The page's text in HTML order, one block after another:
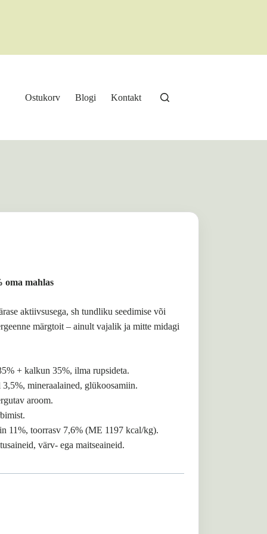
Ostukorv Blogi Kontakt
mahlas
aktiivsusega, sh tundliku seedimise või
märgtoit – ainult vajalik ja mitte midagi
+ kalkun 35%, ilma rupsideta.
mineraalained, glükoosamiin.
aroom.
11%, toorrasv 7,6% (ME 1197 kcal/kg).
värv- ega maitseaineid.